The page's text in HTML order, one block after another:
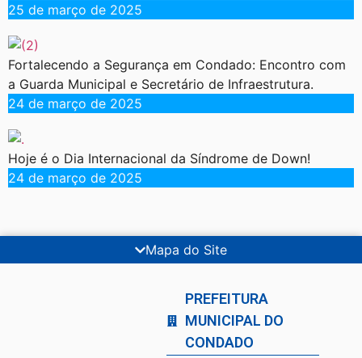
25 de março de 2025
Fortalecendo a Segurança em Condado: Encontro com
a Guarda Municipal e Secretário de Infraestrutura.
24 de março de 2025
Hoje é o Dia Internacional da Síndrome de Down!
24 de março de 2025
Mapa do Site
PREFEITURA
MUNICIPAL DO
CONDADO